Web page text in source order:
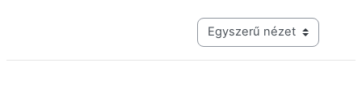
Harmadik szintű navigáció